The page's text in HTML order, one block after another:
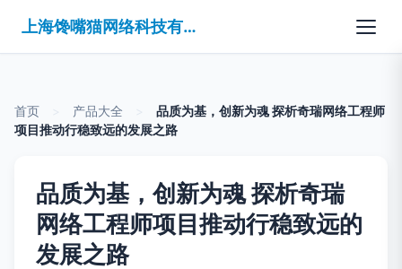
上海馋嘴猫网络科技有限公司
首页 产品大全
品质为基，创新为魂 探析奇瑞网络工程师
项目推动行稳致远的发展之路
品质为基，创新为魂 探析奇瑞
网络工程师项目推动行稳致远的
发展之路